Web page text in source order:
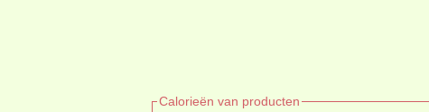
Calorieën van producten